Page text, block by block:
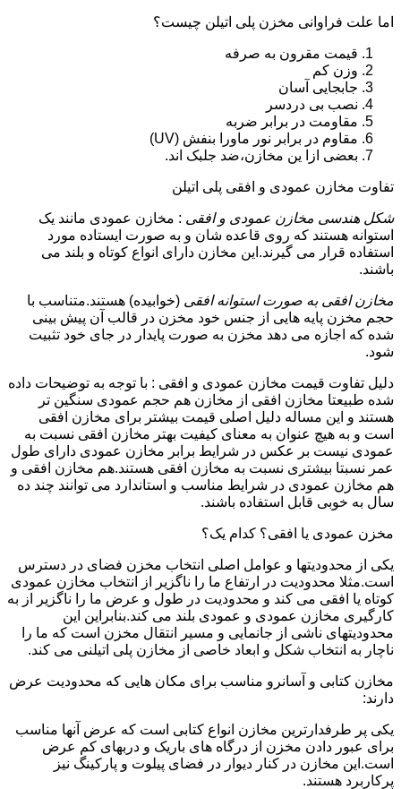
اما علت فراوانی مخزن پلی اتیلن چیست؟
قیمت مقرون به صرفه
وزن کم
جابجایی آسان
نصب بی دردسر
مقاومت در برابر ضربه
مقاوم در برابر نور ماورا بنفش (UV)
بعضی ازا ین مخازن،ضد جلبک اند.
تفاوت مخازن عمودی و افقی پلی اتیلن
شکل هندسی مخازن عمودی و افقی : مخازن عمودی مانند یک
استوانه هستند که روی قاعده شان و به صورت ایستاده مورد
استفاده قرار می گیرند.این مخازن دارای انواع کوتاه و بلند می
باشند.
مخازن افقی به صورت استوانه افقی (خوابیده) هستند.متناسب با
حجم مخزن پایه هایی از جنس خود مخزن در قالب آن پیش بینی
شده که اجازه می دهد مخزن به صورت پایدار در جای خود تثبیت
شود.
دلیل تفاوت قیمت مخازن عمودی و افقی : با توجه به توضیحات داده
شده طبیعتا مخازن افقی از مخازن هم حجم عمودی سنگین تر
هستند و این مساله دلیل اصلی قیمت بیشتر برای مخازن افقی
است و به هیچ عنوان به معنای کیفیت بهتر مخازن افقی نسبت به
عمودی نیست بر عکس در شرایط برابر مخازن عمودی دارای طول
عمر نسبتا بیشتری نسبت به مخازن افقی هستند.هم مخازن افقی و
هم مخازن عمودی در شرایط مناسب و استاندارد می توانند چند ده
سال به خوبی قابل استفاده باشند.
مخزن عمودی یا افقی؟ کدام یک؟
یکی از محدودیتها و عوامل اصلی انتخاب مخزن فضای در دسترس
است.مثلا محدودیت در ارتفاع ما را ناگزیر از انتخاب مخازن عمودی
کوتاه یا افقی می کند و محدودیت در طول و عرض ما را ناگزیر از به
کارگیری مخازن عمودی و عمودی بلند می کند.بنابراین این
محدودیتهای ناشی از جانمایی و مسیر انتقال مخزن است که ما را
ناچار به انتخاب شکل و ابعاد خاصی از مخازن پلی اتیلنی می کند.
مخازن کتابی و آسانرو مناسب برای مکان هایی که محدودیت عرض
دارند:
یکی پر طرفدارترین مخازن انواع کتابی است که عرض آنها مناسب
برای عبور دادن مخزن از درگاه های باریک و دربهای کم عرض
است.این مخازن در کنار دیوار در فضای پیلوت و پارکینگ نیز
پرکاربرد هستند.